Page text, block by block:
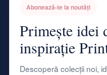
Abonează-te la noutăți
Primește idei
inspirație
Descoperă colecții noi,